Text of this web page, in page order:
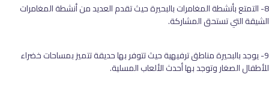
8- التمتع بأنشطة المغامرات بالبحيرة حيث تقدم العديد من أنشطة المغامرات
الشيقة التي تستحق المشاركة.
9- يوجد بالبحيرة مناطق ترفيهية حيث تتوفر بها حديقة تتميز بمساحات خضراء
للأطفال الصغار وتوجد بها أحدث الألعاب المسلية.